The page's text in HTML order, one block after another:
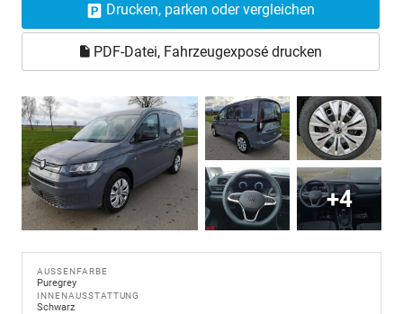
Drucken, parken oder vergleichen
PDF-Datei, Fahrzeugexposé drucken
+4
AUSSENFARBE
Puregrey
INNENAUSSTATTUNG
Schwarz